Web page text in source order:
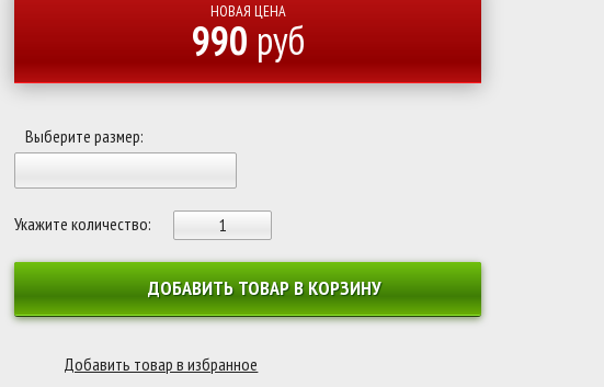
НОВАЯ ЦЕНА
990 руб
Выберите размер:
Укажите количество:
ДОБАВИТЬ ТОВАР В КОРЗИНУ